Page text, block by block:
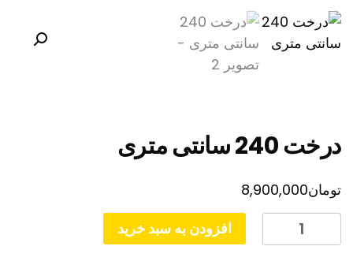
درخت 240 سانتی متری
تومان8,900,000
240
افزودن به سبد خرید